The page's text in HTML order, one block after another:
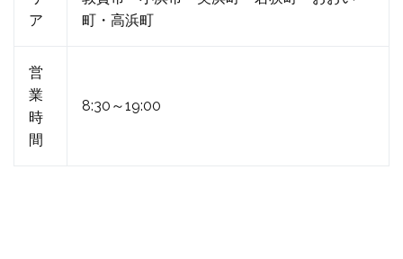
ア
町・高浜町
営
業
時
間
8:30～19:00